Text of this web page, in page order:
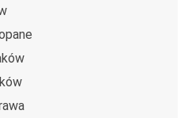
zł
od innych środków
z tego miasta i nie